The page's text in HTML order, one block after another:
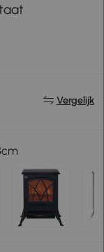
Vergelijk